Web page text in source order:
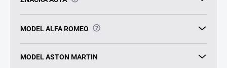
MODEL ALFA ROMEO ?
MODEL ASTON MARTIN